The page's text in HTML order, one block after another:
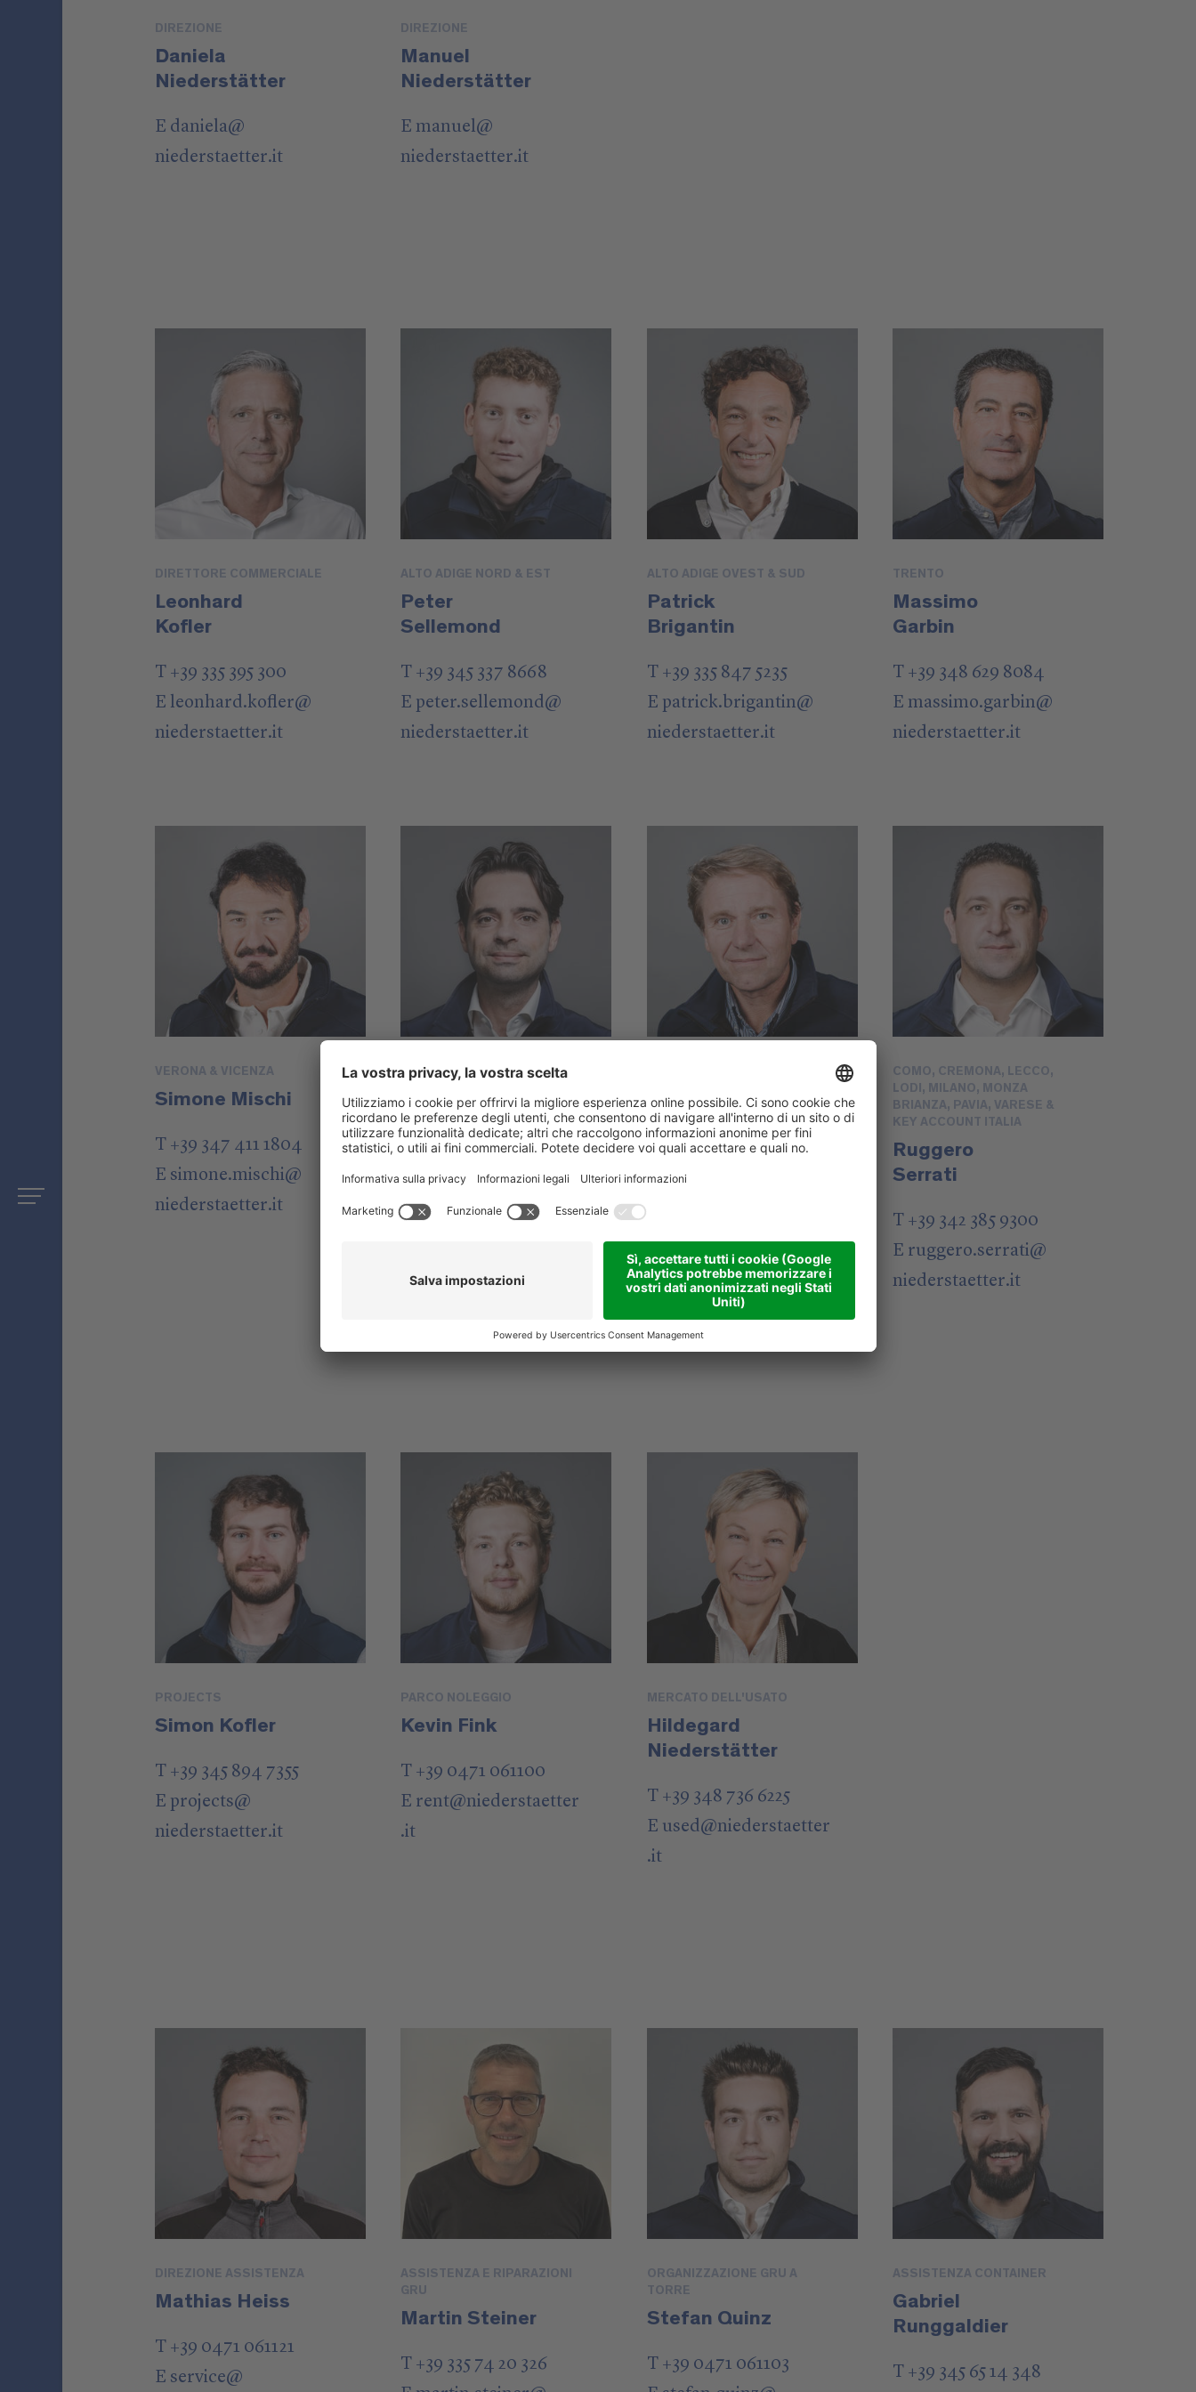
DIREZIONE
Daniela
Niederstätter
E daniela@
niederstaetter.it
DIREZIONE
Manuel
Niederstätter
E manuel@
niederstaetter.it
DIRETTORE COMMERCIALE
Leonhard
Kofler
T +39 335 395 300
E leonhard.kofler@
niederstaetter.it
ALTO ADIGE NORD & EST
Peter
Sellemond
T +39 345 337 8668
E peter.sellemond@
niederstaetter.it
ALTO ADIGE OVEST & SUD
Patrick
Brigantin
T +39 335 847 5235
E patrick.brigantin@
niederstaetter.it
TRENTO
Massimo
Garbin
T +39 348 629 8084
E massimo.garbin@
niederstaetter.it
VERONA & VICENZA
Simone Mischi
T +39 347 411 1804
E simone.mischi@
niederstaetter.it
TREVISO & PORDENONE
Emanuele
Pastorello
T +39 340 056 8188
Eemanuele.pastorello
Natalino
Kratter
COMO, CREMONA, LECCO,
LODI, MILANO, MONZA
BRIANZA, PAVIA, VARESE &
KEY ACCOUNT ITALIA
Ruggero
Serrati
T +39 342 385 9300
E ruggero.serrati@
niederstaetter.it
PROJECTS
Simon Kofler
T +39 345 894 7355
E projects@
niederstaetter.it
PARCO NOLEGGIO
Kevin Fink
T +39 0471 061100
E rent@niederstaetter
.it
MERCATO DELL'USATO
Hildegard
Niederstätter
T +39 348 736 6225
E used@niederstaetter
.it
DIREZIONE ASSISTENZA
Mathias Heiss
T +39 0471 061121
E service@
ASSISTENZA E RIPARAZIONI
GRU
Martin Steiner
T +39 335 74 20 326
ORGANIZZAZIONE GRU A
TORRE
Stefan Quinz
T +39 0471 061103
ASSISTENZA CONTAINER
Gabriel
Runggaldier
T +39 345 65 14 348